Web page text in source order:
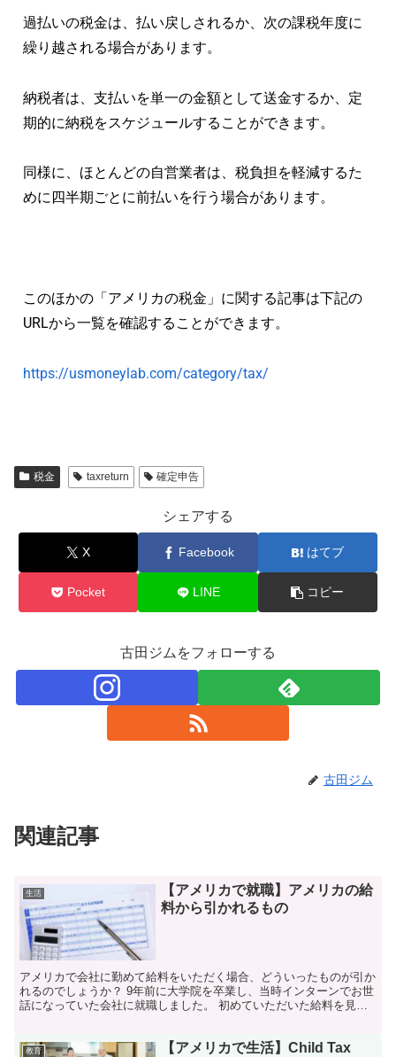
過払いの税金は、払い戻しされるか、次の課税年度に
繰り越される場合があります。
納税者は、支払いを単一の金額として送金するか、定
期的に納税をスケジュールすることができます。
同様に、ほとんどの自営業者は、税負担を軽減するた
めに四半期ごとに前払いを行う場合があります。
このほかの「アメリカの税金」に関する記事は下記の
URLから一覧を確認することができます。
https://usmoneylab.com/category/tax/
税金 taxreturn 確定申告
シェアする
X Facebook はてブ
Pocket LINE コピー
古田ジムをフォローする
古田ジム
関連記事
生活
【アメリカで就職】アメリカの給
料から引かれるもの
アメリカで会社に勤めて給料をいただく場合、どういったものが引か
れるのでしょうか？ 9年前に大学院を卒業し、当時インターンでお世
話になっていた会社に就職しました。 初めていただいた給料を見て
教育
【アメリカで生活】Child Tax